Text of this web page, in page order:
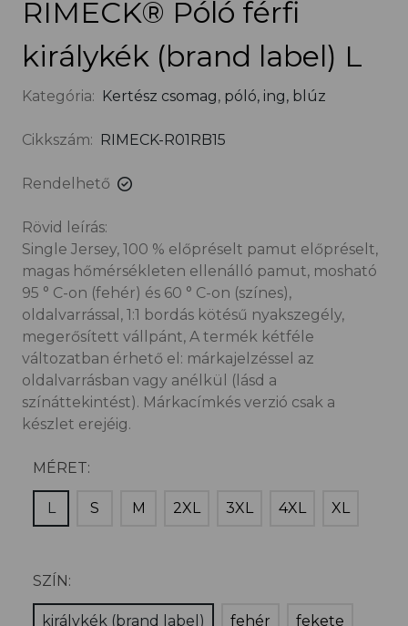
RIMECK® Póló férfi
királykék (brand label) L
Kategória: Kertész csomag, póló, ing, blúz
Cikkszám: RIMECK-R01RB15
Rendelhető
Rövid leírás:
Single Jersey, 100 % előpréselt pamut előpréselt,
magas hőmérsékleten ellenálló pamut, mosható
95 ° C-on (fehér) és 60 ° C-on (színes),
oldalvarrással, 1:1 bordás kötésű nyakszegély,
megerősített vállpánt, A termék kétféle
változatban érhető el: márkajelzéssel az
oldalvarrásban vagy anélkül (lásd a
színáttekintést). Márkacímkés verzió csak a
készlet erejéig.
MÉRET:
L S M 2XL 3XL 4XL XL
SZÍN:
királykék (brand label) fehér fekete